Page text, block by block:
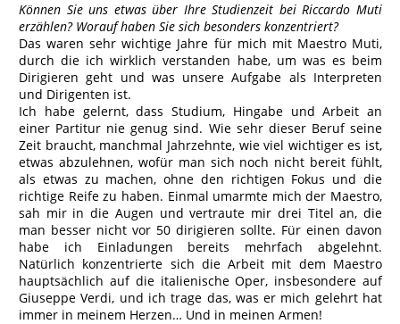
Können Sie uns etwas über Ihre Studienzeit bei Riccardo Muti
erzählen? Worauf haben Sie sich besonders konzentriert?
Das waren sehr wichtige Jahre für mich mit Maestro Muti,
durch die ich wirklich verstanden habe, um was es beim
Dirigieren geht und was unsere Aufgabe als Interpreten
und Dirigenten ist.
Ich habe gelernt, dass Studium, Hingabe und Arbeit an
einer Partitur nie genug sind. Wie sehr dieser Beruf seine
Zeit braucht, manchmal Jahrzehnte, wie viel wichtiger es ist,
etwas abzulehnen, wofür man sich noch nicht bereit fühlt,
als etwas zu machen, ohne den richtigen Fokus und die
richtige Reife zu haben. Einmal umarmte mich der Maestro,
sah mir in die Augen und vertraute mir drei Titel an, die
man besser nicht vor 50 dirigieren sollte. Für einen davon
habe ich Einladungen bereits mehrfach abgelehnt.
Natürlich konzentrierte sich die Arbeit mit dem Maestro
hauptsächlich auf die italienische Oper, insbesondere auf
Giuseppe Verdi, und ich trage das, was er mich gelehrt hat
immer in meinem Herzen… Und in meinen Armen!